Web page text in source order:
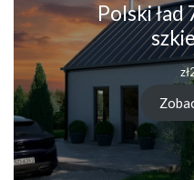
Polski
zł